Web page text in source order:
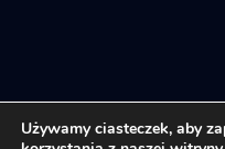
Używamy ciasteczek, aby